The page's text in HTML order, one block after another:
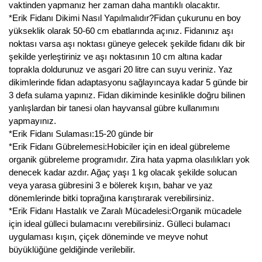
vaktinden yapmanız her zaman daha mantıklı olacaktır.
*Erik Fidanı Dikimi Nasıl Yapılmalıdır?Fidan çukurunu en boy
yükseklik olarak 50-60 cm ebatlarında açınız. Fidanınız aşı
noktası varsa aşı noktası güneye gelecek şekilde fidanı dik bir
şekilde yerleştiriniz ve aşı noktasının 10 cm altına kadar
toprakla doldurunuz ve asgari 20 litre can suyu veriniz. Yaz
dikimlerinde fidan adaptasyonu sağlayıncaya kadar 5 günde bir
3 defa sulama yapınız. Fidan dikiminde kesinlikle doğru bilinen
yanlışlardan bir tanesi olan hayvansal gübre kullanımını
yapmayınız.
*Erik Fidanı Sulaması:15-20 günde bir
*Erik Fidanı Gübrelemesi:Hobiciler için en ideal gübreleme
organik gübreleme programıdır. Zira hata yapma olasılıkları yok
denecek kadar azdır. Ağaç yaşı 1 kg olacak şekilde solucan
veya yarasa gübresini 3 e bölerek kışın, bahar ve yaz
dönemlerinde bitki toprağına karıştırarak verebilirsiniz.
*Erik Fidanı Hastalık ve Zaralı Mücadelesi:Organik mücadele
için ideal gülleci bulamacını verebilirsiniz. Gülleci bulamacı
uygulaması kışın, çiçek döneminde ve meyve nohut
büyüklüğüne geldiğinde verilebilir.